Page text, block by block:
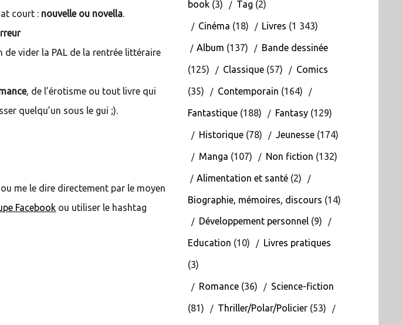
court : nouvelle ou novella.
de vider la PAL de la rentrée littéraire
, de l’érotisme ou tout livre qui
quelqu’un sous le gui ;).
me le dire directement par le moyen
Facebook ou utiliser le hashtag
book(3) Tag (2)
Cinéma (18) Livres (1 343)
Album (137) Bande dessinée
(125) Classique(57) Comics
(35) Contemporain (164)
Fantastique(188) Fantasy(129)
Historique(78) Jeunesse(174)
Manga (107) Non fiction (132)
Alimentation et santé(2)
Biographie, mémoires, discours (14)
Développement personnel(9)
Education (10) Livres pratiques
(3)
Romance(36) Science-fiction
(81) Thriller/Polar/Policier(53)